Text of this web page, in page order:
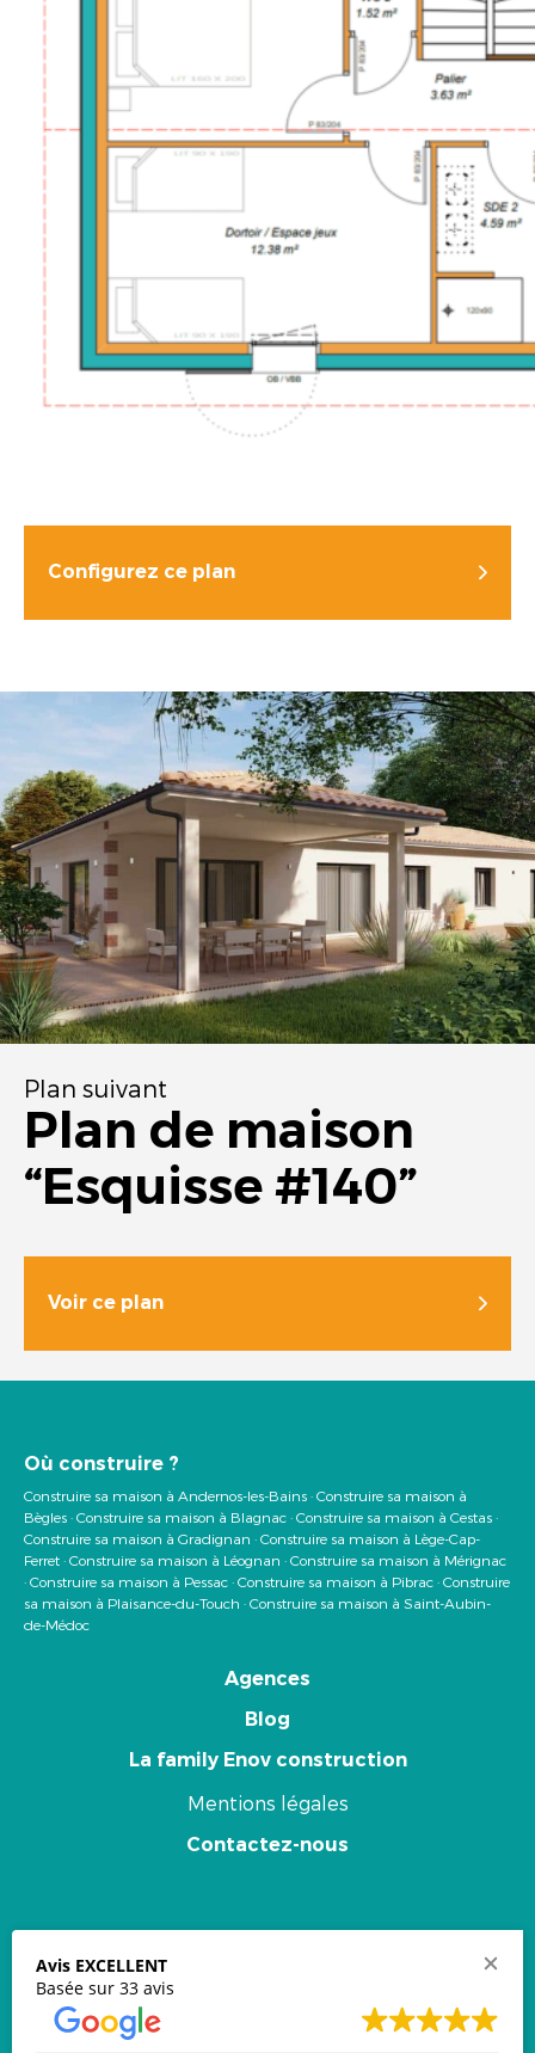
Configurez ce plan
Plan suivant
Plan de maison
“Esquisse #140”
Voir ce plan
Où construire ?
Construire sa maison à Andernos-les-Bains · Construire sa maison à
Bègles · Construire sa maison à Blagnac · Construire sa maison à Cestas ·
Construire sa maison à Gradignan · Construire sa maison à Lège-Cap-
Ferret · Construire sa maison à Léognan · Construire sa maison à Mérignac
· Construire sa maison à Pessac · Construire sa maison à Pibrac · Construire
sa maison à Plaisance-du-Touch · Construire sa maison à Saint-Aubin-
de-Médoc
Agences
Blog
La family Enov construction
Mentions légales
Contactez-nous
Email*
Avis EXCELLENT
Basée sur 33 avis